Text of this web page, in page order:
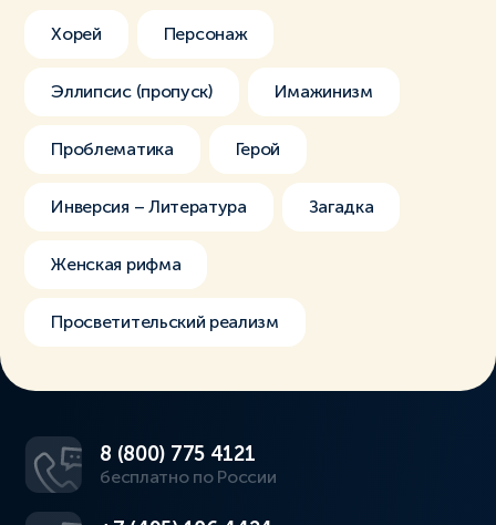
Хорей Персонаж
Эллипсис (пропуск) Имажинизм
Проблематика Герой
Инверсия – Литература Загадка
Женская рифма
Просветительский реализм
8 (800) 775 4121
бесплатно по России